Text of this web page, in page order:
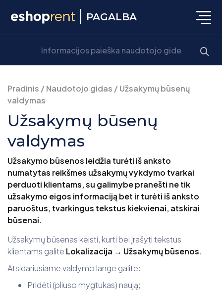
PAGALBA
Pradinis /Naudotojo gidas /Užsakymų būsenų
valdymas
Užsakymų būsenų
valdymas
Užsakymo būsenos leidžia turėti iš anksto
numatytas reikšmes užsakymų vykdymo tvarkai
perduoti klientams, su galimybe pranešti ne tik
užsakymo eigos informaciją bet ir turėti iš anksto
paruoštus, tvarkingus tekstus kiekvienai, atskirai
būsenai.
Užsakymų būsenas keisti, kurti bei įrašyti tekstus
klientams galite Lokalizacija → Užsakymų būsenos.
Atsidariusiame valdymo lange galite:
Pridėti (pliuso mygtukas) naują;